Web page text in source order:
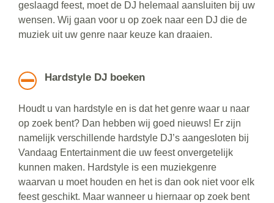
geslaagd feest, moet de DJ helemaal aansluiten bij uw
wensen. Wij gaan voor u op zoek naar een DJ die de
muziek uit uw genre naar keuze kan draaien.
Hardstyle DJ boeken
Houdt u van hardstyle en is dat het genre waar u naar
op zoek bent? Dan hebben wij goed nieuws! Er zijn
namelijk verschillende hardstyle DJ’s aangesloten bij
Vandaag Entertainment die uw feest onvergetelijk
kunnen maken. Hardstyle is een muziekgenre
waarvan u moet houden en het is dan ook niet voor elk
feest geschikt. Maar wanneer u hiernaar op zoek bent